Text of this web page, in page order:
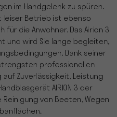
im Handgelenk zu spüren.
leiser Betrieb ist ebenso
für die Anwohner. Das Airion 3
und wird Sie lange begleiten,
Dank seiner
professionellen
Zuverlässigkeit, Leistung
AIRION 3 der
von Beeten, Wegen